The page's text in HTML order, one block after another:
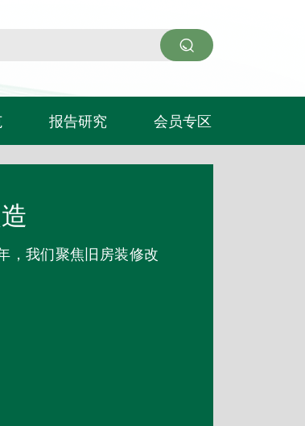
报告研究 会员专区
入会申请
，我们聚焦旧房装修改